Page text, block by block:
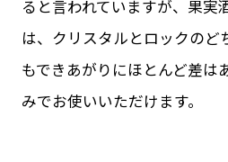
ると言われていますが、果実
は、クリスタルとロックのど
もできあがりにほとんど差は
みでお使いいただけます。